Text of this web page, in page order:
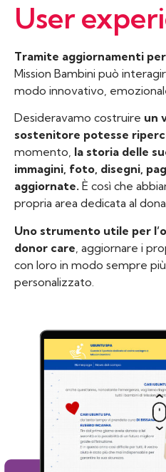
User
Tramite aggiornamenti
Mission Bambini può
modo innovativo,
Desideravamo costruire un
sostenitore potesse
momento, la storia delle
immagini, foto, disegni,
aggiornate. È così che
propria area dedicata al
Uno strumento utile per
donor care , aggiornare i
con loro in modo sempre
personalizzato.